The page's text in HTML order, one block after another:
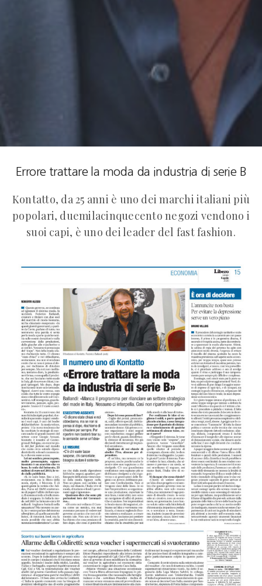
Errore trattare la moda da industria di serie B
Kontatto, da 25 anni è uno dei marchi italiani più
popolari, duemilacinquecento negozi vendono i
suoi capi, è uno dei leader del fast fashion.